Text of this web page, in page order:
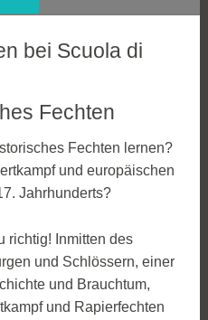
bei Scuola di
Fechten
Fechten lernen?
und europäischen
Jahrhunderts?
richtig! Inmitten des
und Schlössern, einer
und Brauchtum,
und Rapierfechten